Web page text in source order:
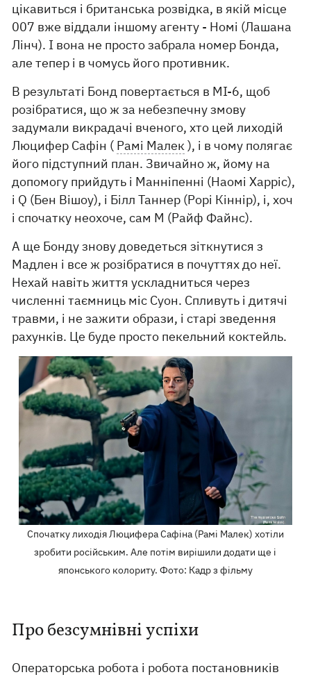
цікавиться і британська розвідка, в якій місце
007 вже віддали іншому агенту - Номі (Лашана
Лінч). І вона не просто забрала номер Бонда,
але тепер і в чомусь його противник.
В результаті Бонд повертається в МІ-6, щоб
розібратися, що ж за небезпечну змову
задумали викрадачі вченого, хто цей лиходій
Люцифер Сафін ( Рамі Малек), і в чому полягає
його підступний план. Звичайно ж, йому на
допомогу прийдуть і Манніпенні (Наомі Харріс),
і Q (Бен Вішоу), і Білл Таннер (Рорі Кіннір), і, хоч
і спочатку неохоче, сам М (Райф Файнс).
А ще Бонду знову доведеться зіткнутися з
Мадлен і все ж розібратися в почуттях до неї.
Нехай навіть життя ускладниться через
численні таємниць міс Суон. Спливуть і дитячі
травми, і не зажити образи, і старі зведення
рахунків. Це буде просто пекельний коктейль.
Спочатку лиходія Люцифера Сафіна (Рамі Малек) хотіли
зробити російським. Але потім вирішили додати ще і
японського колориту. Фото: Кадр з фільму
Про безсумнівні успіхи
Операторська робота і робота постановників